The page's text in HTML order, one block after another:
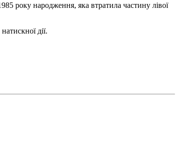
року народження, яка втратила частину лівої
дії.